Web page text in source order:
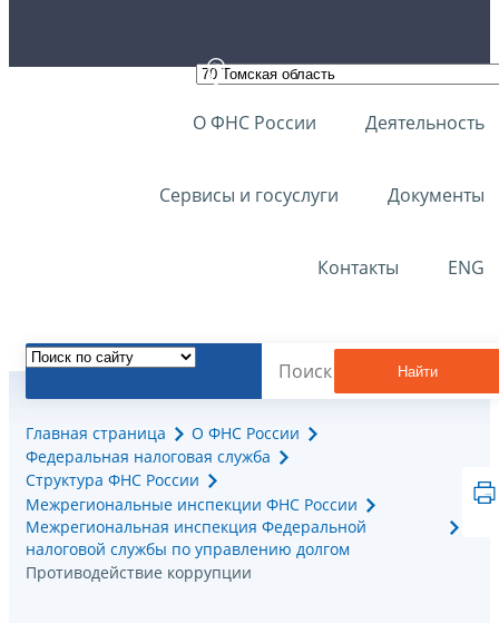
О ФНС России Деятельность
Сервисы и госуслуги Документы
Контакты ENG
Найти
Главная страница
О ФНС России
Федеральная налоговая служба
Структура ФНС России
Межрегиональные инспекции ФНС России
Межрегиональная инспекция Федеральной
налоговой службы по управлению долгом
Противодействие коррупции